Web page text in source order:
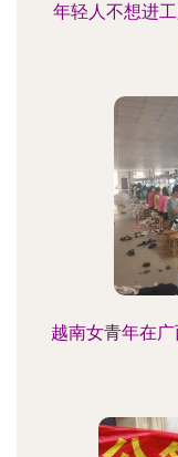
年轻人不想进
越南女青年在